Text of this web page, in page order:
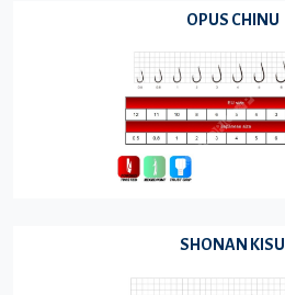
OPUS CHINU
SHONAN KISU